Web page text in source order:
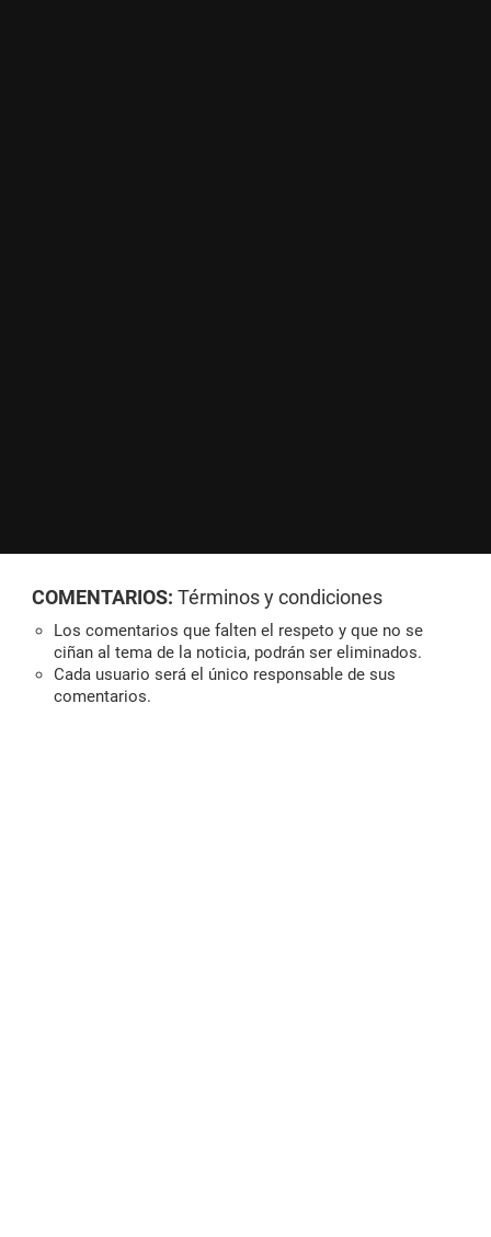
COMENTARIOS: Términos y condiciones
Los comentarios que falten el respeto y que no se
ciñan al tema de la noticia, podrán ser eliminados.
Cada usuario será el único responsable de sus
comentarios.